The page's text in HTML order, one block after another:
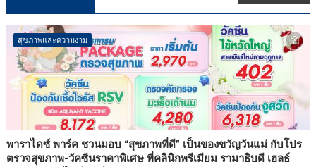
สุขภาพและความงาม
พาราไดซ์ พาร์ค ชวนมอบ “สุขภาพที่ดี” เป็นของขวัญวันแม่ กับโปร
ตรวจสุขภาพ-วัคซีนราคาพิเศษ ที่คลินิกพรีเมียม รามาธิบดี เฮลธ์